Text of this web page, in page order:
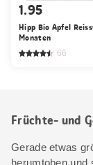
1.95
Hipp Bio Apfel
Monaten
66
Früchte- und
Gerade etwas
herumtoben und